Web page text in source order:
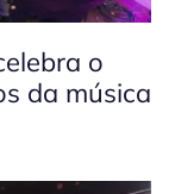
o
da música